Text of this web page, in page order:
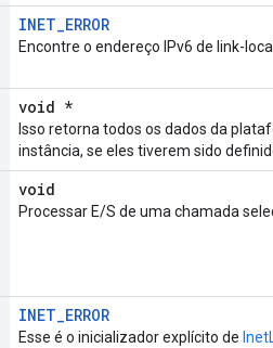
INET_ERROR
Encontre o endereço IPv6 de link-
void *
Isso retorna todos os dados da
instância, se eles tiverem sido
void
Processar E/S de uma chamada
INET_ERROR
Esse é o inicializador explícito de